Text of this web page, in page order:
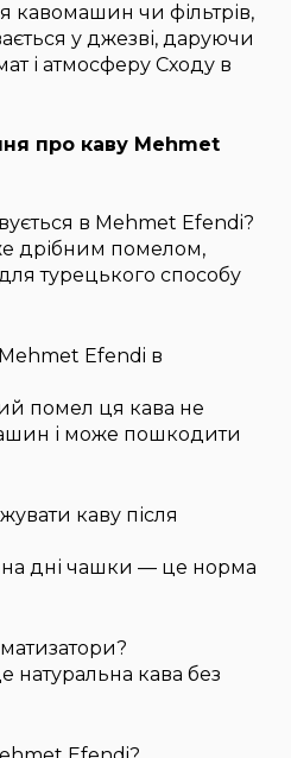
кавомашин чи фільтрів,
у джезві, даруючи
і атмосферу Сходу в
про каву Mehmet
в Mehmet Efendi?
дрібним помелом,
турецького способу
Efendi в
помел ця кава не
і може пошкодити
каву після
на дні чашки — це норма
натуральна кава без